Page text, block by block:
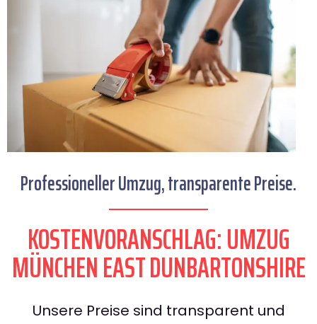
Professioneller Umzug, transparente Preise.
KOSTENVORANSCHLAG: UMZUG
MÜNCHEN EAST DUNBARTONSHIRE
Unsere Preise sind transparent und